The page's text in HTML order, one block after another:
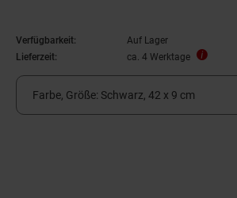
Verfügbarkeit:
Auf Lager
Lieferzeit:
ca. 4 Werktage
Farbe, Größe: Schwarz, 42 x 9 cm